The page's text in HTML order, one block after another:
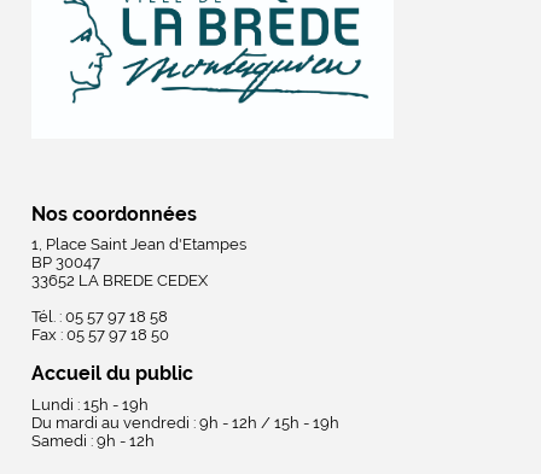
Nos coordonnées
1, Place Saint Jean d'Etampes
BP 30047
33652 LA BREDE CEDEX
Tél. : 05 57 97 18 58
Fax : 05 57 97 18 50
Accueil du public
Lundi : 15h - 19h
Du mardi au vendredi : 9h - 12h / 15h - 19h
Samedi : 9h - 12h